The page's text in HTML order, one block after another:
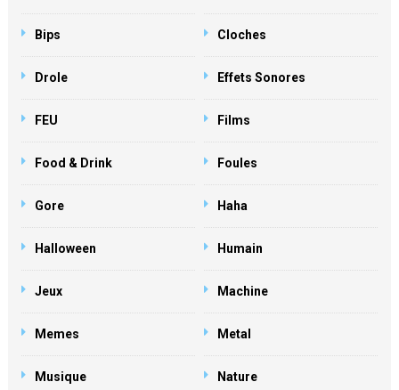
Bips Cloches
Drole Effets Sonores
FEU Films
Food & Drink Foules
Gore Haha
Halloween Humain
Jeux Machine
Memes Metal
Musique Nature